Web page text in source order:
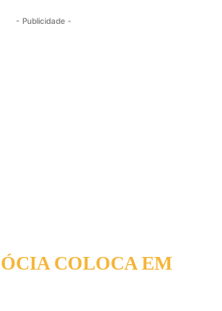
- Publicidade -
COLOCA EM